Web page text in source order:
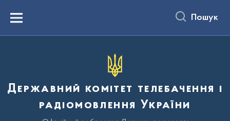
вмістуMenu Пошук
Державний комітет телебачення і
радіомовлення України